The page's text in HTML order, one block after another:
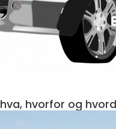
Tuning av bil hva, hvorfor og